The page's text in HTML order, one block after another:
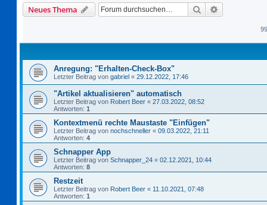
Neues Thema Suche
Anregung: "Erhalten-Check-Box"
Letzter Beitrag von gabriel « 29.12.2022, 17:46
"Artikel aktualisieren" automatisch
Letzter Beitrag von Robert Beer « 27.03.2022, 08:52
Antworten: 1
Kontextmenü rechte Maustaste "Einfügen"
Letzter Beitrag von nochschneller « 09.03.2022, 21:11
Antworten: 4
Schnapper App
Letzter Beitrag von Schnapper_24 « 02.12.2021, 10:44
Antworten: 8
Restzeit
Letzter Beitrag von Robert Beer « 11.10.2021, 07:48
Antworten: 1